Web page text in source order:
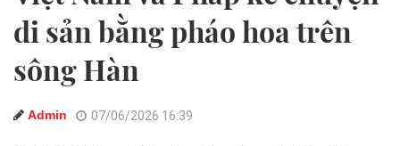
di sản bằng pháo hoa trên
sông Hàn
Admin 07/06/2026 16:39